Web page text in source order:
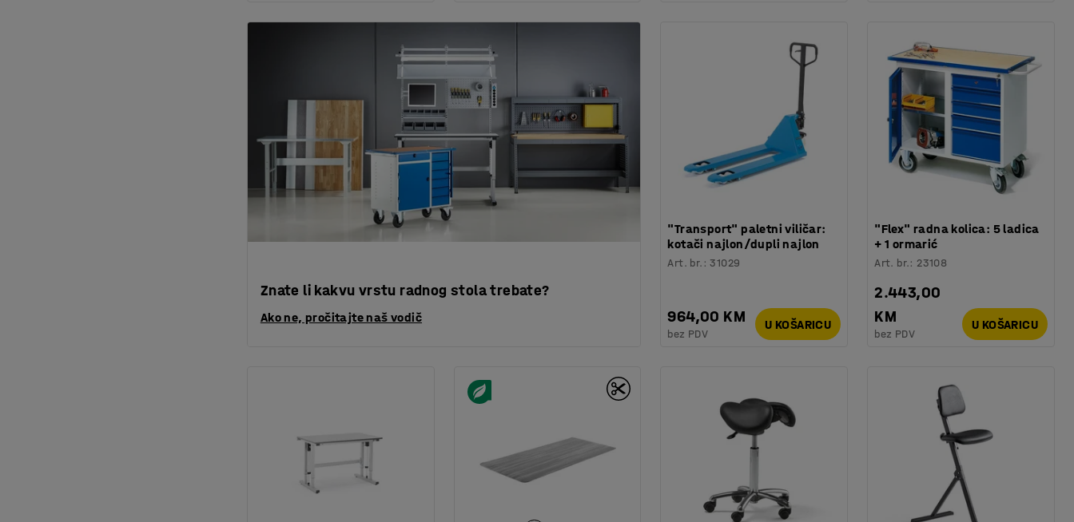
Znate li kakvu vrstu radnog stola trebate?
Ako ne, pročitajte naš vodič
"Transport" paletni viličar:
kotači najlon/dupli najlon
Art. br. :31029
964,00 KM
bez PDV
U KOŠARICU
"Flex" radna kolica: 5 ladica
+ 1 ormarić
Art. br.: 23108
2.443,00
KM
bez PDV
U KOŠARICU